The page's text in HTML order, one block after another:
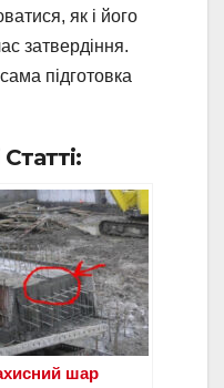
як і його
затвердіння.
підготовка
шар